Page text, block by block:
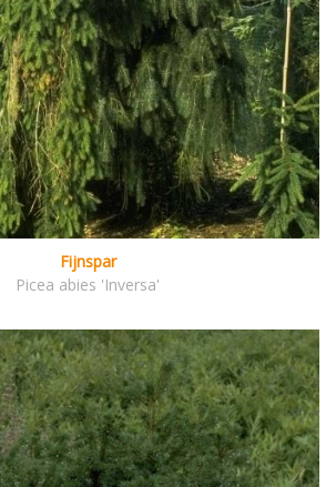
Fijnspar
Picea abies 'Inversa'